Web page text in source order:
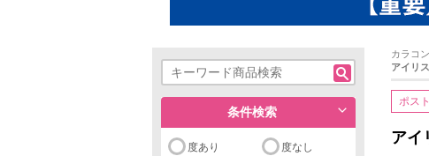
条件検索
度あり 度なし
カラコ
アイリ
ポス
アイ